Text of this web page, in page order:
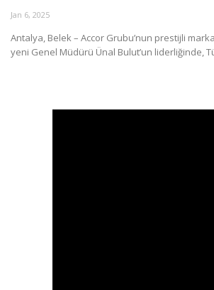
Jan 6, 2025
Antalya, Belek – Accor Grubu’nun prestijli
yeni Genel Müdürü Ünal Bulut’un liderliğinde,